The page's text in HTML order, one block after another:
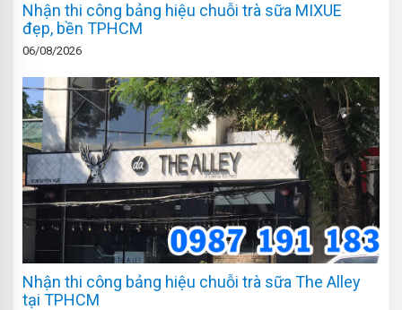
Nhận thi công bảng hiệu chuỗi trà sữa MIXUE
đẹp, bền TPHCM
06/08/2026
Nhận thi công bảng hiệu chuỗi trà sữa The Alley
tại TPHCM